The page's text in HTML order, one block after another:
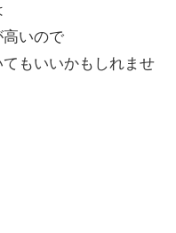
いので
もいいかもしれませ